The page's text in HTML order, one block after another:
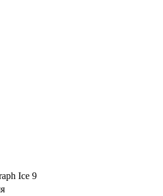
Ice 9